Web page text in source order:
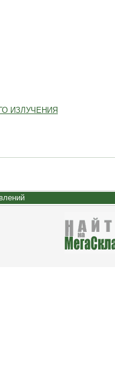
ИЗЛУЧЕНИЯ